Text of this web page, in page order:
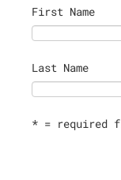
First Name
Last Name
* = required